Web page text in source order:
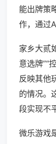
能出牌策
作，通过
家乡大贰
意选牌”“
反映其他
的情况。
段实现不
微乐游戏